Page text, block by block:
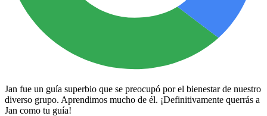
Jan fue un guía superbio que se preocupó por el bienestar de nuestro
diverso grupo. Aprendimos mucho de él. ¡Definitivamente querrás a
Jan como tu guía!